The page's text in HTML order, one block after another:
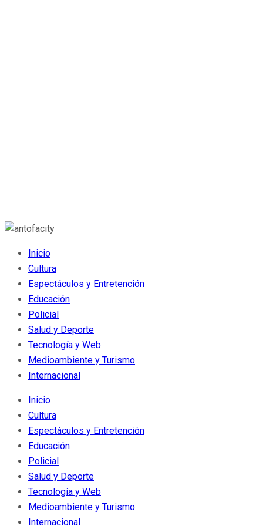
Inicio
Cultura
Espectáculos y Entretención
Educación
Policial
Salud y Deporte
Tecnología y Web
Medioambiente y Turismo
Internacional
Inicio
Cultura
Espectáculos y Entretención
Educación
Policial
Salud y Deporte
Tecnología y Web
Medioambiente y Turismo
Internacional